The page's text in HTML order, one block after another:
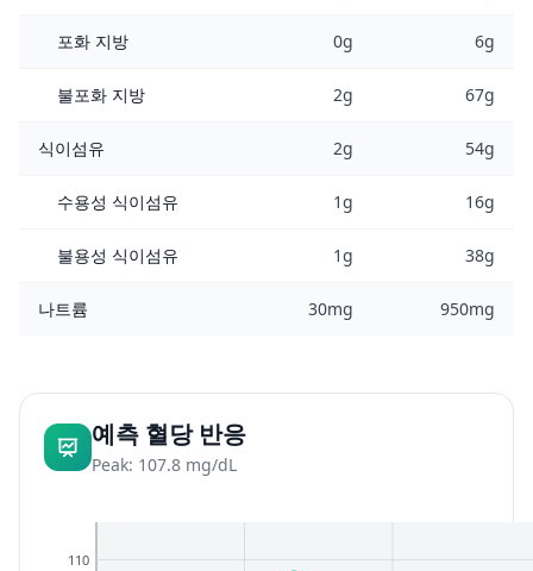
포화 지방 0g 6g
불포화 지방 2g 67g
식이섬유 2g 54g
수용성 식이섬유 1g 16g
불용성 식이섬유 1g 38g
나트륨 30mg 950mg
예측 혈당 반응
Peak: 107.8 mg/dL
110